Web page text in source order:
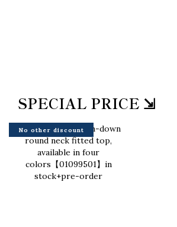
SPECIAL PRICE ⇲
No other discount